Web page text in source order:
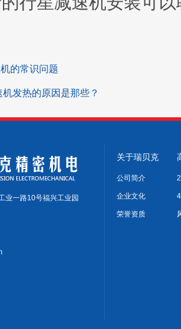
的常识问题
发热的原因是那些？
业一路10号福兴工业园
关于瑞贝克
公司简介
企业文化
荣誉资质